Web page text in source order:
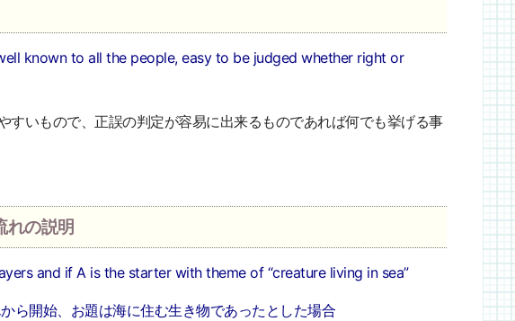
known to all the people, easy to be judged whether right or
すいもので、正誤の判定が容易に出来るものであれば何でも挙げる事
れの説明
and if A is the starter with theme of “creature living in sea”
ら開始、お題は海に住む生き物であったとした場合